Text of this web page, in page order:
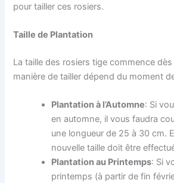
pour tailler ces rosiers.
Taille de Plantation
La taille des rosiers tige commence
manière de tailler dépend du moment
Plantation à l’Automne: Si
en automne, il vous faudra
une longueur de 25 à 30 cm.
nouvelle taille doit être
Plantation au Printemps: Si
printemps (à partir de fin